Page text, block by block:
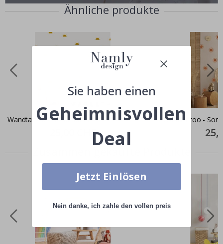
Ähnliche produkte
Wandtattoo - Boho Sonne
25,00 CHF
Wandtattoo -
Price
Sie haben einen
Geheimnisvollen
Deal
Jetzt Einlösen
Nein danke, ich zahle den vollen preis